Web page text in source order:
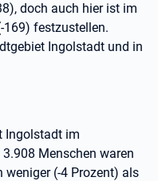
doch auch hier ist im
169) festzustellen.
Ingolstadt und in
Ingolstadt im
Menschen waren
weniger (-4 Prozent) als